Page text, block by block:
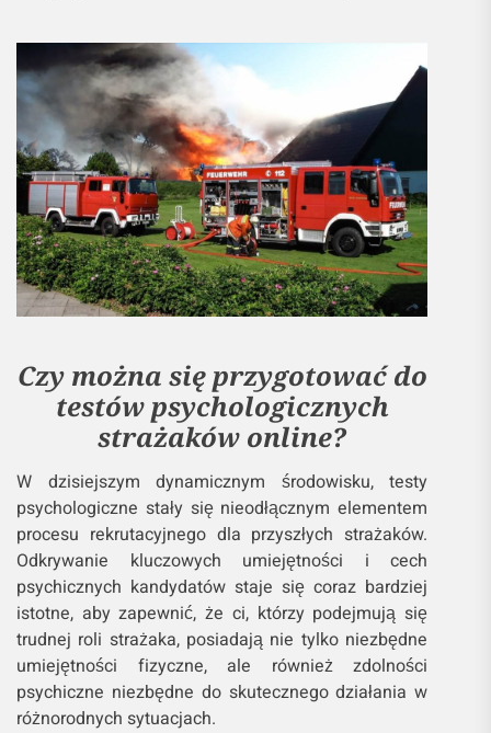
Czy można się przygotować do
testów psychologicznych
strażaków online?
W dzisiejszym dynamicznym środowisku, testy
psychologiczne stały się nieodłącznym elementem
procesu rekrutacyjnego dla przyszłych strażaków.
Odkrywanie kluczowych umiejętności i cech
psychicznych kandydatów staje się coraz bardziej
istotne, aby zapewnić, że ci, którzy podejmują się
trudnej roli strażaka, posiadają nie tylko niezbędne
umiejętności fizyczne, ale również zdolności
psychiczne niezbędne do skutecznego działania w
różnorodnych sytuacjach.